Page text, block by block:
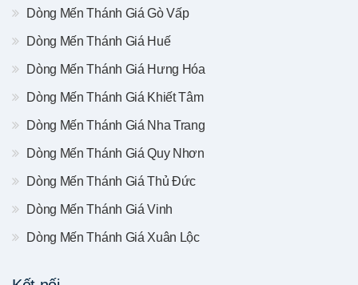
Dòng Mến Thánh Giá Gò Vấp
Dòng Mến Thánh Giá Huế
Dòng Mến Thánh Giá Hưng Hóa
Dòng Mến Thánh Giá Khiết Tâm
Dòng Mến Thánh Giá Nha Trang
Dòng Mến Thánh Giá Quy Nhơn
Dòng Mến Thánh Giá Thủ Đức
Dòng Mến Thánh Giá Vinh
Dòng Mến Thánh Giá Xuân Lộc